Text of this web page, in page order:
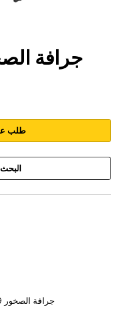
طلب
جرافة الصخور 2,9 م³ (3,75 ياردة³)